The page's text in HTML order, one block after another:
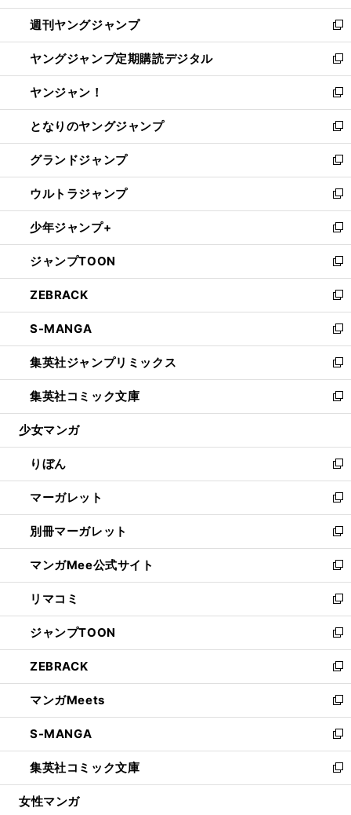
開
く
ウ
で
開
く
ン
ド
ウ
で
開
く
ウ
ィ
ン
ド
ウ
で
開
く
週刊ヤングジャンプ
新
し
い
ウ
ィ
ン
ド
ウ
で
開
く
ヤングジャンプ定期購読デジタル
新
し
い
ウ
ィ
ン
ド
ウ
で
開
く
ヤンジャン！
新
し
い
ウ
ィ
ン
ド
ウ
で
開
く
となりのヤングジャンプ
新
し
い
ウ
ィ
ン
ド
ウ
で
開
く
グランドジャンプ
新
し
い
ウ
ィ
ン
ド
ウ
で
開
く
ウルトラジャンプ
新
し
い
ウ
ィ
ン
ド
ウ
で
開
く
少年ジャンプ+
新
し
い
ウ
ィ
ン
ド
ウ
で
開
く
ジャンプTOON
新
し
い
ウ
ィ
ン
ド
ウ
で
開
ZEBRACK
新
し
い
ウ
ィ
ン
ド
ウ
開
く
S-MANGA
新
し
い
ウ
ィ
ン
ウ
で
開
く
集英社ジャンプリミックス
新
し
い
ウ
ン
ド
ウ
で
開
く
集英社コミック文庫
新
し
ウ
ィ
ン
ド
ウ
で
開
く
少女マンガ
りぼん
新
し
い
ウ
ィ
ン
ド
ウ
で
開
く
マーガレット
新
し
い
ウ
ィ
ン
ド
ウ
で
開
く
別冊マーガレット
新
し
い
ウ
ィ
ン
ド
ウ
で
開
く
マンガMee公式サイト
新
し
い
ウ
ィ
ン
ド
ウ
で
開
く
リマコミ
新
し
い
ウ
ィ
ン
ド
ウ
で
開
く
ジャンプTOON
新
し
い
ウ
ィ
ン
ド
ウ
で
開
ZEBRACK
新
し
い
ウ
ィ
ン
ド
ウ
マンガMeets
新
し
い
ウ
ィ
ン
S-MANGA
新
し
い
ウ
集英社コミック文庫
新
し
女性マンガ